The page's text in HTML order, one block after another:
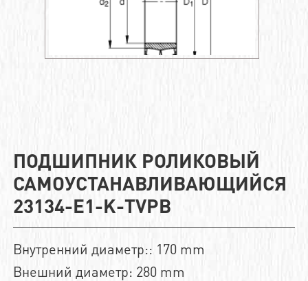
ПОДШИПНИК РОЛИКОВЫЙ
САМОУСТАНАВЛИВАЮЩИЙСЯ
23134-E1-K-TVPB
Внутренний диаметр:: 170 mm
Внешний диаметр: 280 mm